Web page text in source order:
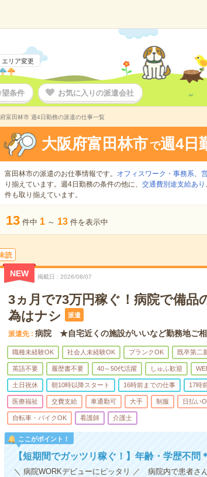
エリア変更
条件 お気に入りの派遣会社
富田林市 週4日勤務の派遣の仕事一覧
大阪府富田林市 で週4日
富田林市の派遣のお仕事情報です。 オフィスワーク・事務系、
り揃えています。週4日勤務の条件の他に、 交通費別途支給あり
件も取り揃えています。
13 件中 1 ～ 13 件を表示中
読
NEW 掲載日 2026/08/07
3ヵ月で73万円稼ぐ！病院で備品
為はナシ
派遣
派遣先 病院 ★自宅近くの施設がいいなど勤務地ご
職種未経験OK 社会人未経験OK ブランクOK 既卒第二
英語不要 履歴書不要 40～50代活躍 しゅふ歓迎
土日祝休 朝10時以降スタート 16時前までの仕事 17時
医療福祉 交費支給 車通勤可 大手 制服 日払い
自転車・バイクOK 看護師 介護士
ここがポイント！
【短期間でガッツリ稼ぐ！】年齢・学歴不問
＼ 病院WORKデビューにピッタリ ／ 病院内で患者さ